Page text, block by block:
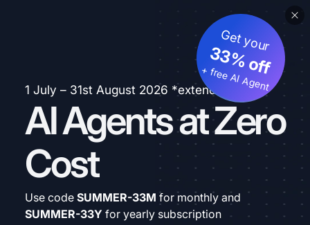
1 July – 31st August 2026 *extended
AI Agents at Zero
Cost
Get your
33% off
+ free AI Agent
Use code SUMMER-33M for monthly and
SUMMER-33Y for yearly subscription